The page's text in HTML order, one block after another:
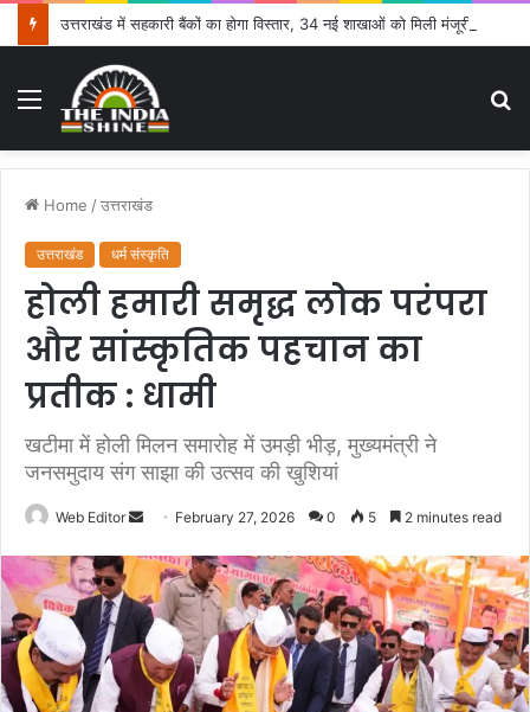
उत्तराखंड में सहकारी बैंकों का होगा विस्तार, 34 नई शाखाओं को मिली मंजूरी
Menu
Home /उत्तराखंड
उत्तराखंड धर्म संस्कृति
होली हमारी समृद्ध लोक परंपरा
और सांस्कृतिक पहचान का
प्रतीक : धामी
खटीमा में होली मिलन समारोह में उमड़ी भीड़, मुख्यमंत्री ने
जनसमुदाय संग साझा की उत्सव की खुशियां
Web Editor
d
a
n
e
February 27, 2026 0 5 2 minutes read